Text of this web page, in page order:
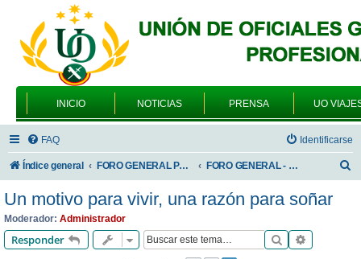
INICIO NOTICIAS PRENSA UO
FAQ Identificarse
Índice general FORO GENERAL PARA TODOS LOS USUARIOS FORO GENERAL - VARIEDADES
Un motivo para vivir, una razón para soñar
Moderador: Administrador
Responder Buscar